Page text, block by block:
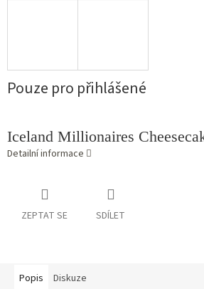
Pouze pro přihlášené
Iceland Millionaires
Detailní informace
ZEPTAT SE SDÍLET
Popis Diskuze